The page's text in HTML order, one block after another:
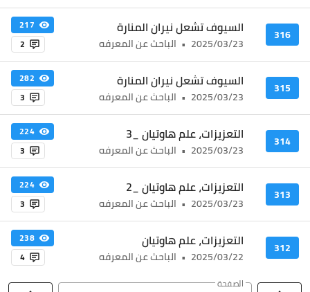
316 السيوف تشعل نيران المنارة
2025/03/23
• الباحث عن المعرفه
217
2
315 السيوف تشعل نيران المنارة
2025/03/23
• الباحث عن المعرفه
282
3
314 التعزيزات، علم هاوتيان _3
2025/03/23
• الباحث عن المعرفه
224
3
313 التعزيزات، علم هاوتيان _2
2025/03/23
• الباحث عن المعرفه
224
3
312 التعزيزات، علم هاوتيان
2025/03/22
• الباحث عن المعرفه
238
4
الصفحة